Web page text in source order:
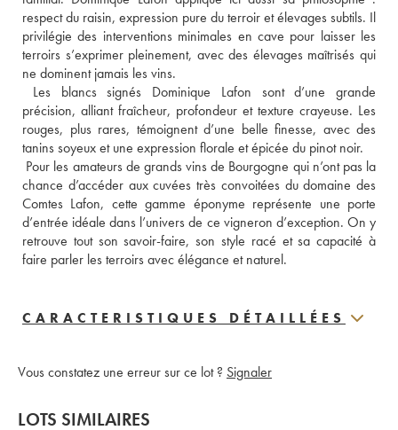
respect du raisin, expression pure du terroir et élevages subtils. Il
privilégie des interventions minimales en cave pour laisser les
terroirs s’exprimer pleinement, avec des élevages maîtrisés qui
ne dominent jamais les vins.
Les blancs signés Dominique Lafon sont d’une grande
précision, alliant fraîcheur, profondeur et texture crayeuse. Les
rouges, plus rares, témoignent d’une belle finesse, avec des
tanins soyeux et une expression florale et épicée du pinot noir.
Pour les amateurs de grands vins de Bourgogne qui n’ont pas la
chance d’accéder aux cuvées très convoitées du domaine des
Comtes Lafon, cette gamme éponyme représente une porte
d’entrée idéale dans l’univers de ce vigneron d’exception. On y
retrouve tout son savoir-faire, son style racé et sa capacité à
faire parler les terroirs avec élégance et naturel.
CARACTERISTIQUES DÉTAILLÉES
Vous constatez une erreur sur ce lot ? Signaler
LOTS SIMILAIRES